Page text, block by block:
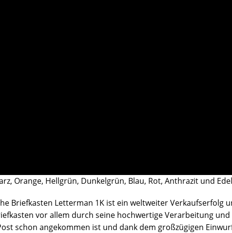
Orange, Hellgrün, Dunkelgrün, Blau, Rot, Anthrazit und
Briefkasten Letterman 1K ist ein weltweiter Verkaufserfolg
vor allem durch seine hochwertige Verarbeitung
schon angekommen ist und dank dem großzügigen